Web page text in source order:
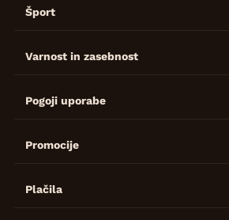
Šport
Varnost in zasebnost
Pogoji uporabe
Promocije
Plačila